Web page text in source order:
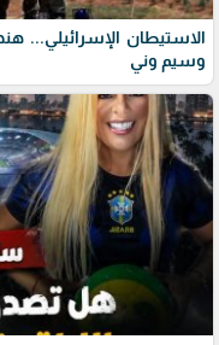
الاستيطان الإسرائيلي...
وسيم وني